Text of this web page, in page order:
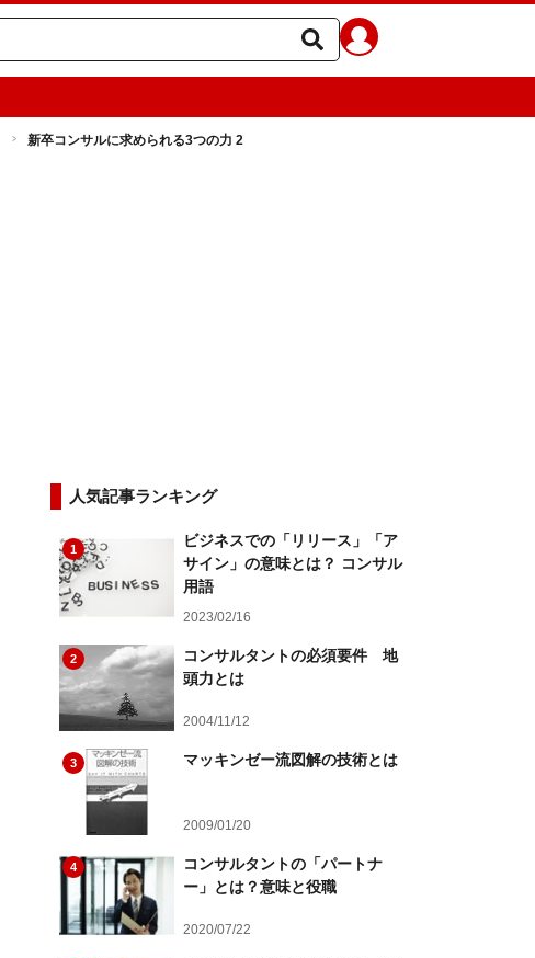
新卒コンサルに求められる3つの力 2
人気記事ランキング
1
ビジネスでの「リリース」「ア
サイン」の意味とは？ コンサル
用語
2023/02/16
2
コンサルタントの必須要件 地
頭力とは
2004/11/12
3 マッキンゼー流図解の技術とは
2009/01/20
4
コンサルタントの「パートナ
ー」とは？意味と役職
2020/07/22